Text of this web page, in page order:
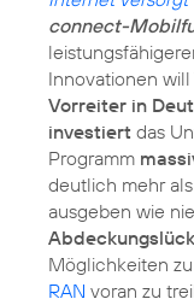
connect-
Innovationen
Vorreiter in
investiert das
Programm
deutlich mehr
ausgeben wie
Möglichkeiten
RAN voran zu